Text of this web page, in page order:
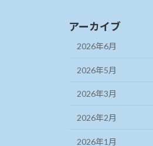
アーカイブ
2026年6月
2026年5月
2026年3月
2026年2月
2026年1月